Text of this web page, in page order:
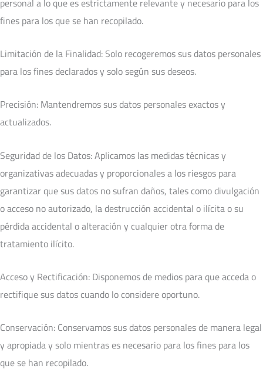
fines para los que se han recopilado.
Limitación de la Finalidad: Solo recogeremos sus datos personales
para los fines declarados y solo según sus deseos.
Precisión: Mantendremos sus datos personales exactos y
actualizados.
Seguridad de los Datos: Aplicamos las medidas técnicas y
organizativas adecuadas y proporcionales a los riesgos para
garantizar que sus datos no sufran daños, tales como divulgación
o acceso no autorizado, la destrucción accidental o ilícita o su
pérdida accidental o alteración y cualquier otra forma de
tratamiento ilícito.
Acceso y Rectificación: Disponemos de medios para que acceda o
rectifique sus datos cuando lo considere oportuno.
Conservación: Conservamos sus datos personales de manera legal
y apropiada y solo mientras es necesario para los fines para los
que se han recopilado.